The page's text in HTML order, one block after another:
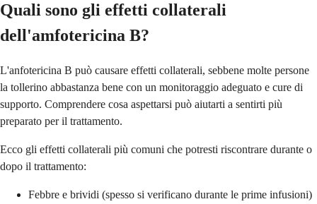
Quali sono gli effetti collaterali
dell'amfotericina B?
L'anfotericina B può causare effetti collaterali, sebbene molte persone
la tollerino abbastanza bene con un monitoraggio adeguato e cure di
supporto. Comprendere cosa aspettarsi può aiutarti a sentirti più
preparato per il trattamento.
Ecco gli effetti collaterali più comuni che potresti riscontrare durante o
dopo il trattamento:
Febbre e brividi (spesso si verificano durante le prime infusioni)